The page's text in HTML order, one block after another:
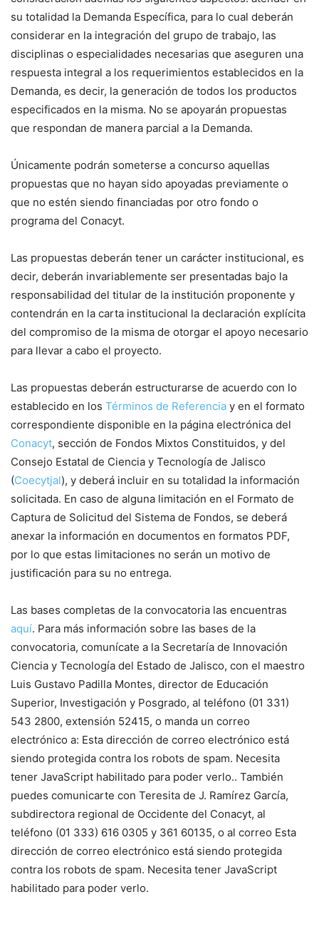
su totalidad la Demanda Específica, para lo cual deberán
considerar en la integración del grupo de trabajo, las
disciplinas o especialidades necesarias que aseguren una
respuesta integral a los requerimientos establecidos en la
Demanda, es decir, la generación de todos los productos
especificados en la misma. No se apoyarán propuestas
que respondan de manera parcial a la Demanda.
Únicamente podrán someterse a concurso aquellas
propuestas que no hayan sido apoyadas previamente o
que no estén siendo financiadas por otro fondo o
programa del Conacyt.
Las propuestas deberán tener un carácter institucional, es
decir, deberán invariablemente ser presentadas bajo la
responsabilidad del titular de la institución proponente y
contendrán en la carta institucional la declaración explícita
del compromiso de la misma de otorgar el apoyo necesario
para llevar a cabo el proyecto.
Las propuestas deberán estructurarse de acuerdo con lo
establecido en los Términos de Referencia y en el formato
correspondiente disponible en la página electrónica del
Conacyt, sección de Fondos Mixtos Constituidos, y del
Consejo Estatal de Ciencia y Tecnología de Jalisco
(Coecytjal), y deberá incluir en su totalidad la información
solicitada. En caso de alguna limitación en el Formato de
Captura de Solicitud del Sistema de Fondos, se deberá
anexar la información en documentos en formatos PDF,
por lo que estas limitaciones no serán un motivo de
justificación para su no entrega.
Las bases completas de la convocatoria las encuentras
aquí. Para más información sobre las bases de la
convocatoria, comunícate a la Secretaría de Innovación
Ciencia y Tecnología del Estado de Jalisco, con el maestro
Luis Gustavo Padilla Montes, director de Educación
Superior, Investigación y Posgrado, al teléfono (01 331)
543 2800, extensión 52415, o manda un correo
electrónico a: Esta dirección de correo electrónico está
siendo protegida contra los robots de spam. Necesita
tener JavaScript habilitado para poder verlo.. También
puedes comunicarte con Teresita de J. Ramírez García,
subdirectora regional de Occidente del Conacyt, al
teléfono (01 333) 616 0305 y 361 60135, o al correo Esta
dirección de correo electrónico está siendo protegida
contra los robots de spam. Necesita tener JavaScript
habilitado para poder verlo.